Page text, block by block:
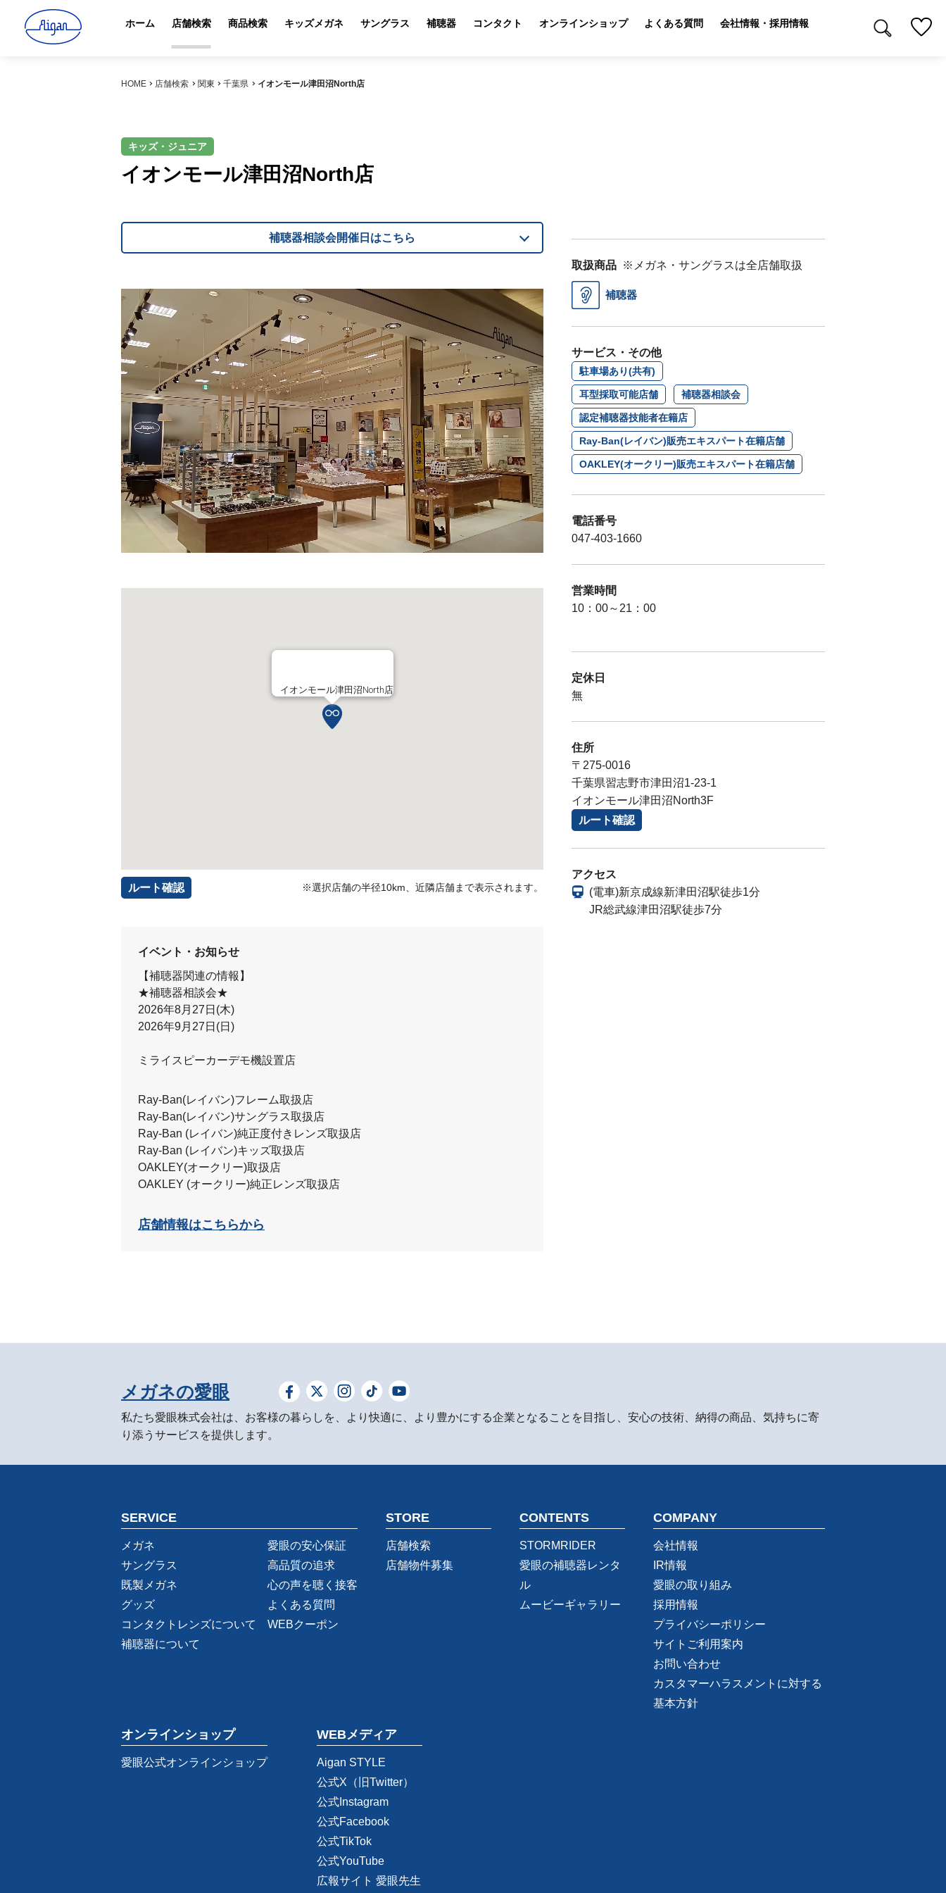
ホーム 店舗検索 商品検索 キッズメガネ サングラス 補聴器 コンタクト オンラインショップ よくある質問 会社情報・採用情報
HOME 店舗検索 関東 千葉県 イオンモール津田沼North店
キッズ・ジュニア
イオンモール津田沼North店
取扱商品 ※メガネ・サングラスは全店舗取扱
補聴器
サービス・その他
駐車場あり(共有)
耳型採取可能店舗 補聴器相談会
認定補聴器技能者在籍店
Ray-Ban(レイバン)販売エキスパート在籍店舗
OAKLEY(オークリー)販売エキスパート在籍店舗
電話番号
047-403-1660
営業時間
10：00～21：00
定休日
無
住所
〒275-0016
千葉県習志野市津田沼1-23-1
イオンモール津田沼North3F
ルート確認
アクセス
(電車)新京成線新津田沼駅徒歩1分
JR総武線津田沼駅徒歩7分
補聴器相談会開催日はこちら
イオンモール津田沼North店
ルート確認 ※選択店舗の半径10km、近隣店舗まで表示されます。
イベント・お知らせ
【補聴器関連の情報】
★補聴器相談会★
2026年8月27日(木)
2026年9月27日(日)
ミライスピーカーデモ機設置店
Ray-Ban(レイバン)フレーム取扱店
Ray-Ban(レイバン)サングラス取扱店
Ray-Ban (レイバン)純正度付きレンズ取扱店
Ray-Ban (レイバン)キッズ取扱店
OAKLEY(オークリー)取扱店
OAKLEY (オークリー)純正レンズ取扱店
店舗情報はこちらから
メガネの愛眼
私たち愛眼株式会社は、お客様の暮らしを、より快適に、より豊かにする企業となることを目指し、安心の技術、納得の商品、気持ちに寄
り添うサービスを提供します。
SERVICE
メガネ
サングラス
既製メガネ
グッズ
コンタクトレンズについて
補聴器について
愛眼の安心保証
高品質の追求
心の声を聴く接客
よくある質問
WEBクーポン
STORE
店舗検索
店舗物件募集
CONTENTS
STORMRIDER
愛眼の補聴器レンタ
ル
ムービーギャラリー
COMPANY
会社情報
IR情報
愛眼の取り組み
採用情報
プライバシーポリシー
サイトご利用案内
お問い合わせ
カスタマーハラスメントに対する
基本方針
オンラインショップ
愛眼公式オンラインショップ
WEBメディア
Aigan STYLE
公式X（旧Twitter）
公式Instagram
公式Facebook
公式TikTok
公式YouTube
広報サイト 愛眼先生